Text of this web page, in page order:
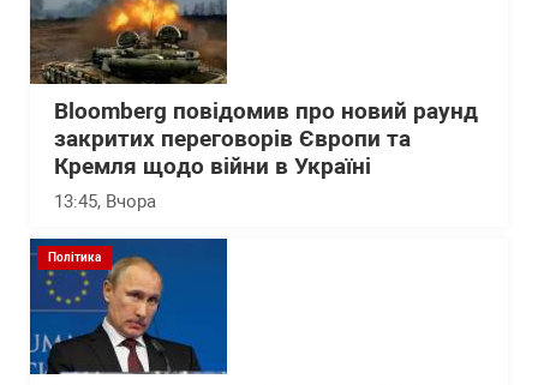
Bloomberg повідомив про новий раунд
закритих переговорів Європи та
Кремля щодо війни в Україні
13:45, Вчора
Політика